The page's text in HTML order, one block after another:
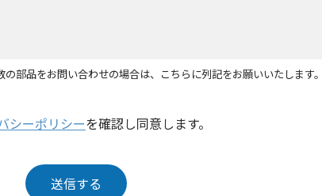
の部品をお問い合わせの場合は、こちらに列記をお願いいたします。
シーポリシーを確認し同意します。